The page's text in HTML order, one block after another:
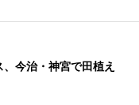
、今治・神宮で田植え